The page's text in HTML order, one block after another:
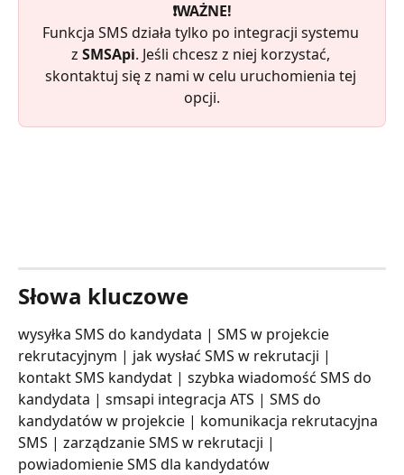
❗️WAŻNE!
Funkcja SMS działa tylko po integracji systemu
z SMSApi. Jeśli chcesz z niej korzystać,
skontaktuj się z nami w celu uruchomienia tej
opcji.
Słowa kluczowe
wysyłka SMS do kandydata | SMS w projekcie
rekrutacyjnym | jak wysłać SMS w rekrutacji |
kontakt SMS kandydat | szybka wiadomość SMS do
kandydata | smsapi integracja ATS | SMS do
kandydatów w projekcie | komunikacja rekrutacyjna
SMS | zarządzanie SMS w rekrutacji |
powiadomienie SMS dla kandydatów